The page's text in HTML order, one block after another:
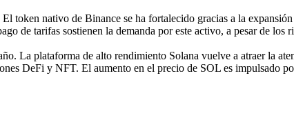
token nativo de Binance se ha fortalecido gracias a la
de tarifas sostienen la demanda por este activo, a pesar de los
La plataforma de alto rendimiento Solana vuelve a atraer la
DeFi y NFT. El aumento en el precio de SOL es impulsado